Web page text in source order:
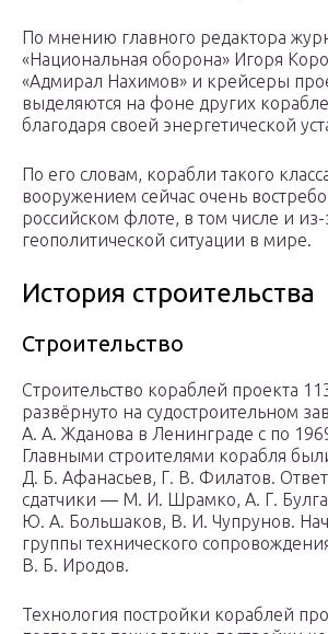
По мнению главного редактора
«Национальная оборона» Игоря
«Адмирал Нахимов» и крейсеры
выделяются на фоне других
благодаря своей энергетической
По его словам, корабли такого
вооружением сейчас очень
российском флоте, в том числе и
геополитической ситуации в мире.
История строительства
Строительство
Строительство кораблей проекта
развёрнуто на судостроительном
А. А. Жданова в Ленинграде с по
Главными строителями корабля
Д. Б. Афанасьев, Г. В. Филатов.
сдатчики — М. И. Шрамко, А. Г.
Ю. А. Большаков, В. И. Чупрунов.
группы технического
В. Б. Иродов.
Технология постройки кораблей